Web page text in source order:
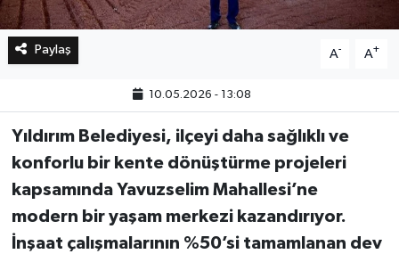
Paylaş A- A+
10.05.2026 - 13:08
Yıldırım Belediyesi, ilçeyi daha sağlıklı ve
konforlu bir kente dönüştürme projeleri
kapsamında Yavuzselim Mahallesi’ne
modern bir yaşam merkezi kazandırıyor.
İnşaat çalışmalarının %50’si tamamlanan dev